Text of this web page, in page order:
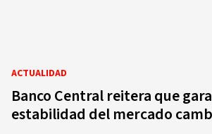
ACTUALIDAD
Banco Central reitera que
estabilidad del mercado